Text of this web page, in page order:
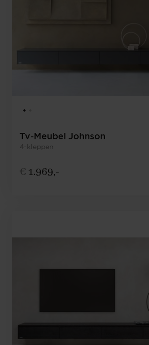
Tv-Meubel Johnson
4-kleppen
€ 1.969,-